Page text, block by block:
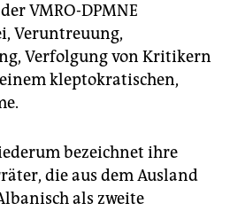
VMRO-DPMNE
Veruntreuung,
Verfolgung von Kritikern
kleptokratischen,
bezeichnet ihre
die aus dem Ausland
als zweite